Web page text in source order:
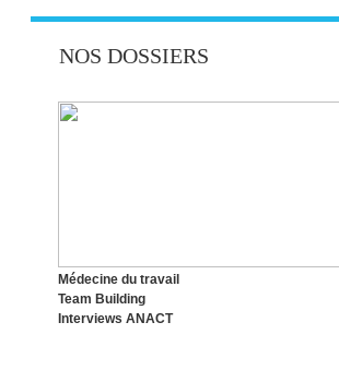
NOS DOSSIERS
Médecine du travail
Team Building
Interviews ANACT